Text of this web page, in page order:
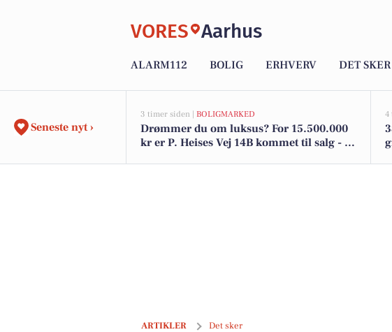
VORES Aarhus
ALARM112 BOLIG ERHVERV DET SKER
Seneste nyt ›
3 timer siden | BOLIGMARKED
Drømmer du om luksus? For 15.500.000
kr er P. Heises Vej 14B kommet til salg - Se
4
ARTIKLER Det sker
VinBanko: en aften med vinsmagning og banko hos Barevin